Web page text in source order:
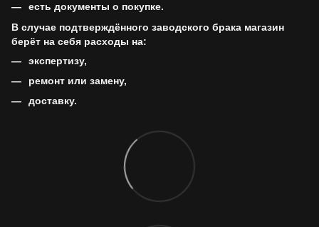
есть документы о покупке.
В случае подтверждённого заводского брака магазин
берёт на себя расходы на:
экспертизу,
ремонт или замену,
доставку.